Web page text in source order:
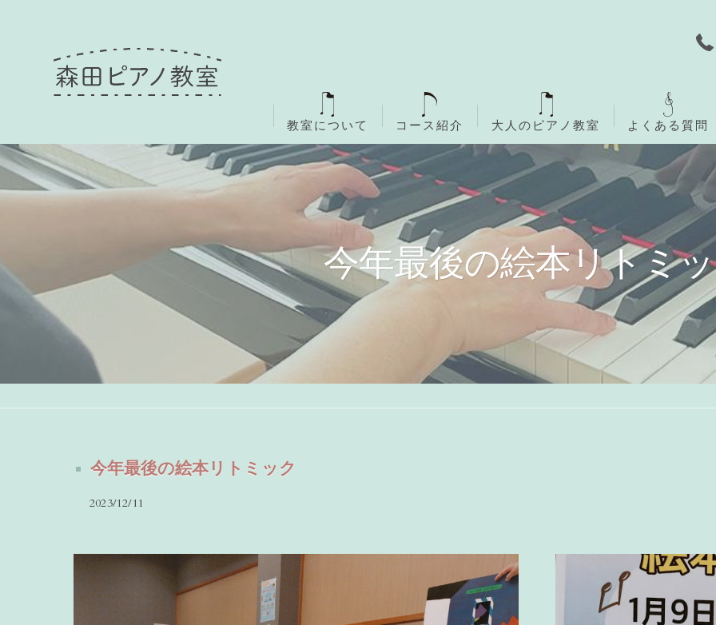
教室について コース紹介
無料体験レッスン
ご入会までの流れ
大人のピアノ教室 よくある質問
今年最後の絵本リトミ
今年最後の絵本リトミック
2023/12/11